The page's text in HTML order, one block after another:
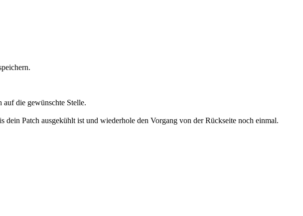
auf die gewünschte Stelle.
Patch ausgekühlt ist und wiederhole den Vorgang von der Rückseite noch einmal.